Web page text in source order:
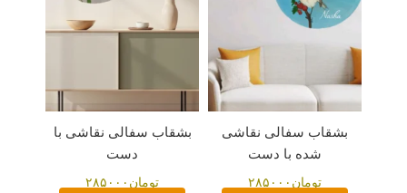
بشقاب سفالی نقاشی
شده با دست
تومان ۲۸۵۰۰۰
بشقاب سفالی نقاشی با
دست
تومان ۲۸۵۰۰۰